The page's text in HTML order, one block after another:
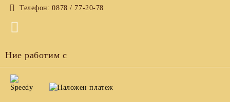
Телефон: 0878 / 77-20-78
Ние работим с